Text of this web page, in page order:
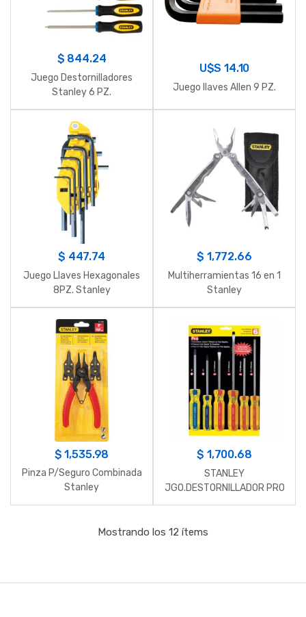
$ 844.24
Juego Destornilladores
Stanley 6 PZ.
U$S14.10
Juego llaves Allen 9 PZ.
$ 447.74
Juego Llaves Hexagonales
8PZ. Stanley
$ 1,772.66
Multiherramientas 16 en 1
Stanley
$1,535.98
Pinza P/Seguro Combinada
Stanley
$ 1,700.68
STANLEY
JGO.DESTORNILLADOR PRO
6 PZ. BLISTER
Mostrando los 12 ítems